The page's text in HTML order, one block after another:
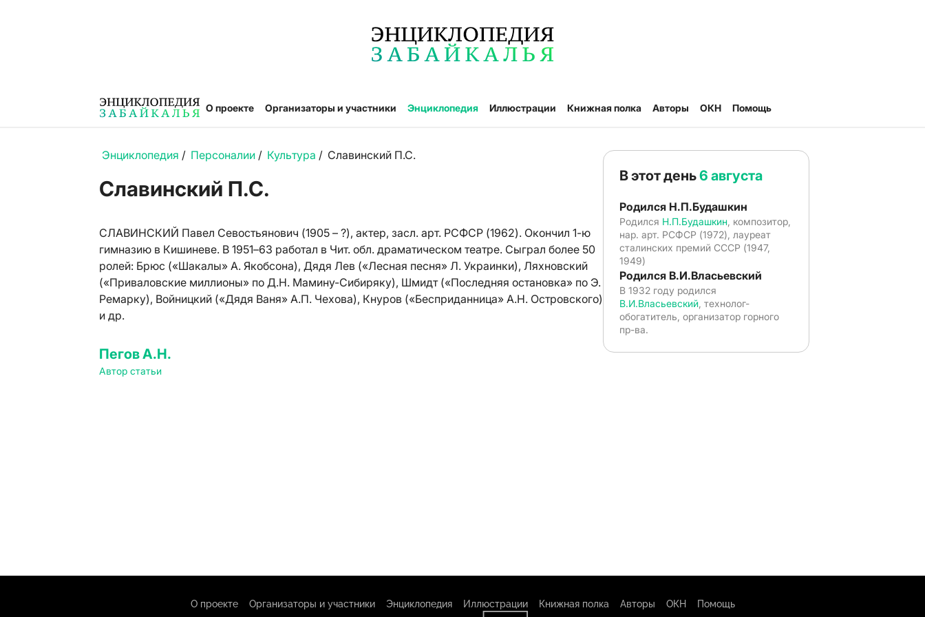
О проекте Организаторы и участники Энциклопедия Иллюстрации Книжная полка Авторы ОКН Помощь
Энциклопедия / Персоналии / Культура / Славинский П.С.
Славинский П.С.
СЛАВИНСКИЙ Павел Севостьянович (1905 – ?), актер, засл. арт. РСФСР (1962). Окончил 1-ю
гимназию в Кишиневе. В 1951–63 работал в Чит. обл. драматическом театре. Сыграл более 50
ролей: Брюс («Шакалы» А. Якобсона), Дядя Лев («Лесная песня» Л. Украинки), Ляхновский
(«Приваловские миллионы» по Д.Н. Мамину-Сибиряку), Шмидт («Последняя остановка» по Э.
Ремарку), Войницкий («Дядя Ваня» А.П. Чехова), Кнуров («Бесприданница» A.H. Oстровского)
и др.
Пегов А.Н.
Автор статьи
В этот день6 августа
Родился Н.П.Будашкин
Родился Н.П.Будашкин , композитор,
нар. арт. РСФСР (1972), лауреат
сталинских премий СССР (1947,
1949)
Родился В.И.Власьевский
В 1932 году родился
В.И.Власьевский , технолог-
обогатитель, организатор горного
пр-ва.
О проекте Организаторы и участники Энциклопедия Иллюстрации Книжная полка Авторы ОКН Помощь